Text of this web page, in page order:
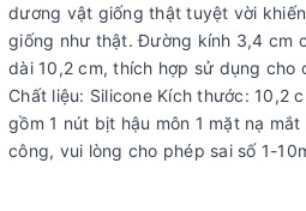
dương vật giống thật tuyệt vời
giống như thật. Đường kính 3,4 cm
dài 10,2 cm, thích hợp sử dụng cho
Chất liệu: Silicone Kích thước: 10,2
gồm 1 nút bịt hậu môn 1 mặt nạ
công, vui lòng cho phép sai số 1-